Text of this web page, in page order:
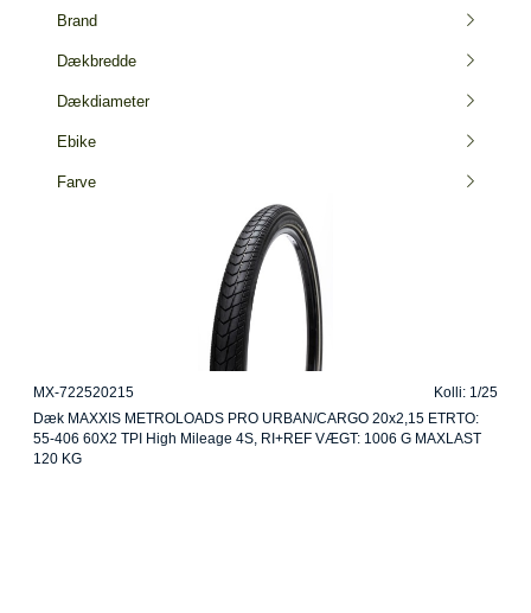
Brand
Dækbredde
Dækdiameter
Ebike
Farve
MX-722520215
Kolli: 1/25
Dæk MAXXIS METROLOADS PRO URBAN/CARGO 20x2,15 ETRTO:
55-406 60X2 TPI High Mileage 4S, RI+REF VÆGT: 1006 G MAXLAST
120 KG